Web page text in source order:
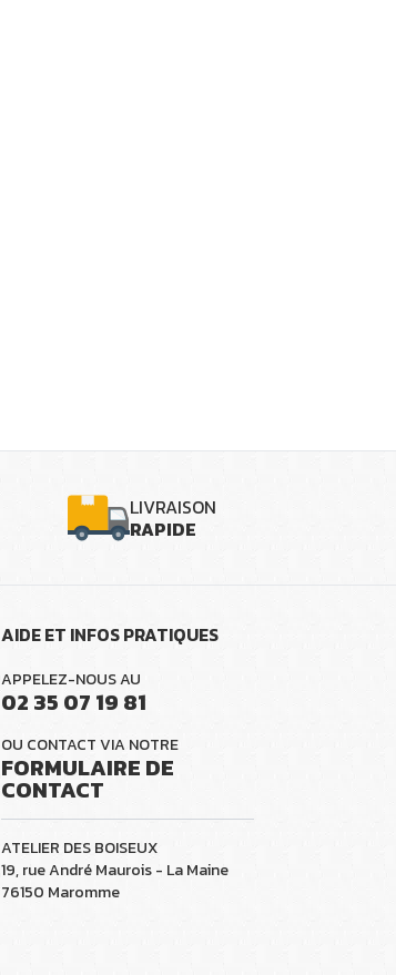
LIVRAISON
RAPIDE
AIDE ET INFOS PRATIQUES
APPELEZ-NOUS AU
02 35 07 19 81
OU CONTACT VIA NOTRE
FORMULAIRE DE
CONTACT
ATELIER DES BOISEUX
19, rue André Maurois - La Maine
76150 Maromme